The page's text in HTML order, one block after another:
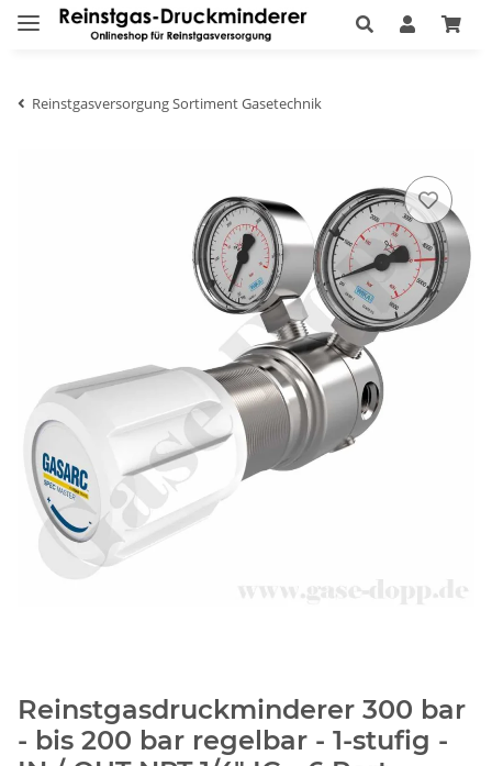
Reinstgasversorgung Sortiment Gasetechnik
Reinstgasdruckminderer 300 bar
- bis 200 bar regelbar - 1-stufig -